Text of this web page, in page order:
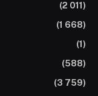
(2 011)
(1 668)
(1)
(588)
(3 759)